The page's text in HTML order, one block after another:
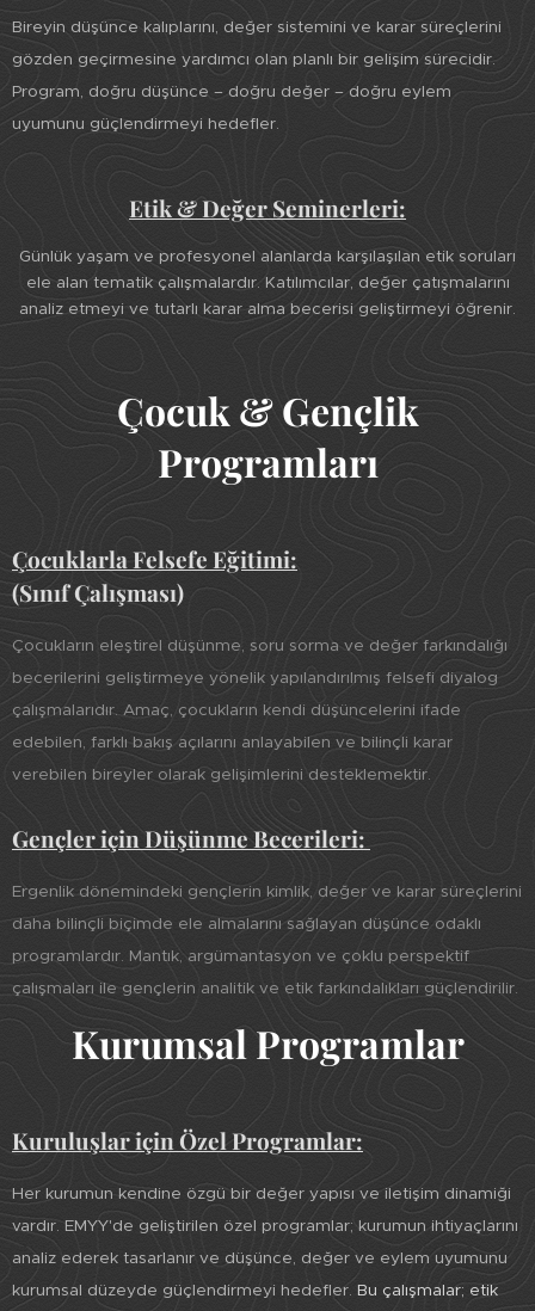
Bireyin düşünce kalıplarını, değer sistemini ve karar süreçlerini
gözden geçirmesine yardımcı olan planlı bir gelişim sürecidir.
Program, doğru düşünce – doğru değer – doğru eylem
uyumunu güçlendirmeyi hedefler.
Etik & Değer Seminerleri:
Günlük yaşam ve profesyonel alanlarda karşılaşılan etik soruları
ele alan tematik çalışmalardır. Katılımcılar, değer çatışmalarını
analiz etmeyi ve tutarlı karar alma becerisi geliştirmeyi öğrenir.
Çocuk & Gençlik
Programları
Çocuklarla Felsefe Eğitimi:
(Sınıf Çalışması)
Çocukların eleştirel düşünme, soru sorma ve değer farkındalığı
becerilerini geliştirmeye yönelik yapılandırılmış felsefi diyalog
çalışmalarıdır. Amaç, çocukların kendi düşüncelerini ifade
edebilen, farklı bakış açılarını anlayabilen ve bilinçli karar
verebilen bireyler olarak gelişimlerini desteklemektir.
Gençler için Düşünme Becerileri:
Ergenlik dönemindeki gençlerin kimlik, değer ve karar süreçlerini
daha bilinçli biçimde ele almalarını sağlayan düşünce odaklı
programlardır. Mantık, argümantasyon ve çoklu perspektif
çalışmaları ile gençlerin analitik ve etik farkındalıkları güçlendirilir.
Kurumsal Programlar
Kuruluşlar için Özel Programlar:
Her kurumun kendine özgü bir değer yapısı ve iletişim dinamiği
vardır. EMYY'de geliştirilen özel programlar; kurumun ihtiyaçlarını
analiz ederek tasarlanır ve düşünce, değer ve eylem uyumunu
kurumsal düzeyde güçlendirmeyi hedefler. Bu çalışmalar; etik